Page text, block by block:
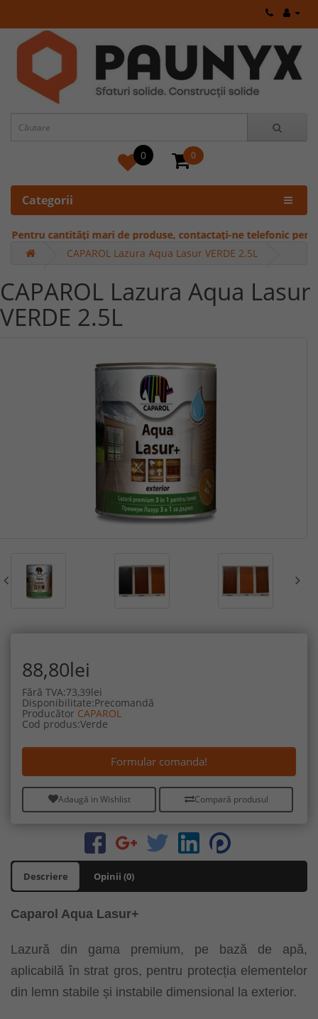
0 0
Categorii
cantități mari de produse, contactați-ne telefonic pentru
CAPAROL Lazura Aqua Lasur VERDE 2.5L
CAPAROL Lazura Aqua Lasur
VERDE 2.5L
88,80lei
Fără TVA:73,39lei
Disponibilitate:Precomandă
Producător CAPAROL
Cod produs:Verde
Formular comanda!
Adaugă in Wishlist Compară produsul
Descriere Opinii (0)
Caparol Aqua Lasur+
Lazură din gama premium, pe bază de apă,
aplicabilă în strat gros, pentru protecția elementelor
din lemn stabile și instabile dimensional la exterior.